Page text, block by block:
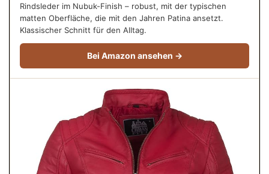
Rindsleder im Nubuk-Finish – robust, mit der typischen
matten Oberfläche, die mit den Jahren Patina ansetzt.
Klassischer Schnitt für den Alltag.
Bei Amazon ansehen →